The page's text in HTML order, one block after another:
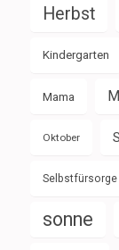
Herbst
Kindergarten
Mama
Oktober
Selbstfürsorge
sonne